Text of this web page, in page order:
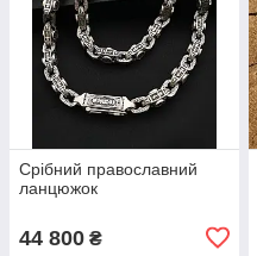
Срібний православний
ланцюжок
44 800 ₴